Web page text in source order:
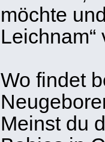
möchte
Wo findet
Meinst du